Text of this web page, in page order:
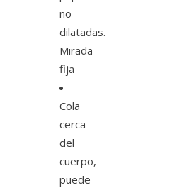
no
dilatadas.
Mirada
fija
Cola
cerca
del
cuerpo,
puede